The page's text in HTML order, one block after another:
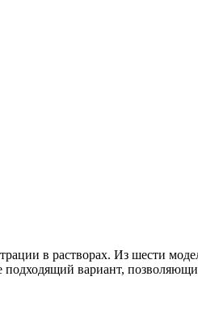
в растворах. Из шести
вариант,